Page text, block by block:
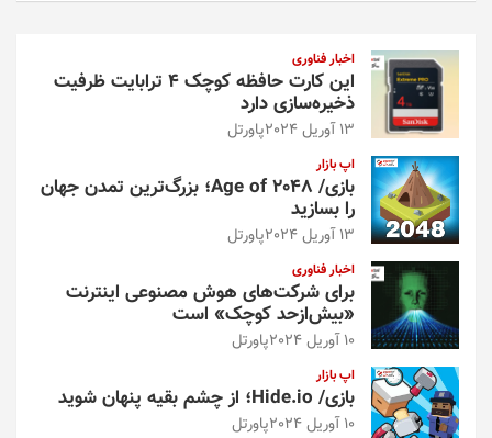
اخبار فناوری
این کارت حافظه کوچک ۴ ترابایت ظرفیت
ذخیره‌سازی دارد
13 آوریل 2024 پاورتل
اپ بازار
بازی/ Age of 2048؛ بزرگ‌ترین تمدن جهان
را بسازید
13 آوریل 2024 پاورتل
اخبار فناوری
برای شرکت‌های هوش مصنوعی اینترنت
«بیش‌از‌حد کوچک» است
10 آوریل 2024 پاورتل
اپ بازار
بازی/ Hide.io؛ از چشم بقیه پنهان شوید
10 آوریل 2024 پاورتل